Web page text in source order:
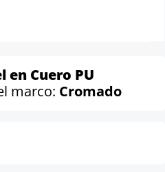
en Cuero PU
marco: Cromado